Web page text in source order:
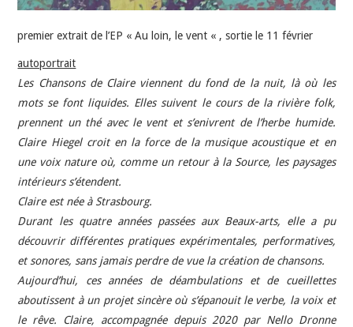
premier extrait de l’EP « Au loin, le vent « , sortie le 11 février
autoportrait
Les Chansons de Claire viennent du fond de la nuit, là où les
mots se font liquides. Elles suivent le cours de la rivière folk,
prennent un thé avec le vent et s’enivrent de l’herbe humide.
Claire Hiegel croit en la force de la musique acoustique et en
une voix nature où, comme un retour à la Source, les paysages
intérieurs s’étendent.
Claire est née à Strasbourg.
Durant les quatre années passées aux Beaux-arts, elle a pu
découvrir différentes pratiques expérimentales, performatives,
et sonores, sans jamais perdre de vue la création de chansons.
Aujourd’hui, ces années de déambulations et de cueillettes
aboutissent à un projet sincère où s’épanouit le verbe, la voix et
le rêve. Claire, accompagnée depuis 2020 par Nello Dronne